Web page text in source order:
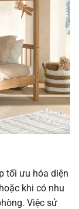
tối ưu hóa diện
khi có nhu
Việc sử